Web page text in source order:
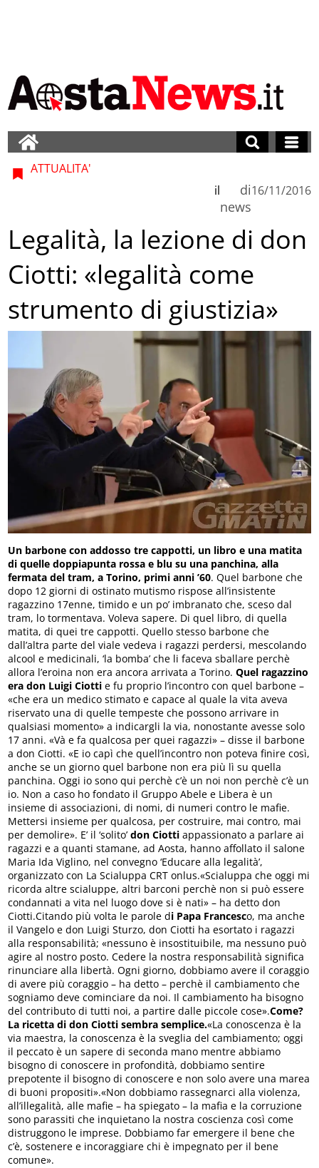
ATTUALITA'
di
news
il 16/11/2016
Legalità, la lezione di don
Ciotti: «legalità come
strumento di giustizia»
Un barbone con addosso tre cappotti, un libro e una matita
di quelle doppiapunta rossa e blu su una panchina, alla
fermata del tram, a Torino, primi anni ’60. Quel barbone che
dopo 12 giorni di ostinato mutismo rispose all’insistente
ragazzino 17enne, timido e un po’ imbranato che, sceso dal
tram, lo tormentava. Voleva sapere. Di quel libro, di quella
matita, di quei tre cappotti. Quello stesso barbone che
dall’altra parte del viale vedeva i ragazzi perdersi, mescolando
alcool e medicinali, ‘la bomba’ che li faceva sballare perchè
allora l’eroina non era ancora arrivata a Torino. Quel ragazzino
era don Luigi Ciotti e fu proprio l’incontro con quel barbone –
«che era un medico stimato e capace al quale la vita aveva
riservato una di quelle tempeste che possono arrivare in
qualsiasi momento» a indicargli la via, nonostante avesse solo
17 anni. «Và e fa qualcosa per quei ragazzi» – disse il barbone
a don Ciotti. «E io capì che quell’incontro non poteva finire così,
anche se un giorno quel barbone non era più lì su quella
panchina. Oggi io sono qui perchè c’è un noi non perchè c’è un
io. Non a caso ho fondato il Gruppo Abele e Libera è un
insieme di associazioni, di nomi, di numeri contro le mafie.
Mettersi insieme per qualcosa, per costruire, mai contro, mai
per demolire». E’ il ‘solito’ don Ciotti appassionato a parlare ai
ragazzi e a quanti stamane, ad Aosta, hanno affollato il salone
Maria Ida Viglino, nel convegno ‘Educare alla legalità’,
organizzato con La Scialuppa CRT onlus.«Scialuppa che oggi mi
ricorda altre scialuppe, altri barconi perchè non si può essere
condannati a vita nel luogo dove si è nati» – ha detto don
Ciotti.Citando più volta le parole di Papa Francesco, ma anche
il Vangelo e don Luigi Sturzo, don Ciotti ha esortato i ragazzi
alla responsabilità; «nessuno è insostituibile, ma nessuno può
agire al nostro posto. Cedere la nostra responsabilità significa
rinunciare alla libertà. Ogni giorno, dobbiamo avere il coraggio
di avere più coraggio – ha detto – perchè il cambiamento che
sogniamo deve cominciare da noi. Il cambiamento ha bisogno
del contributo di tutti noi, a partire dalle piccole cose».Come?
La ricetta di don Ciotti sembra semplice.«La conoscenza è la
via maestra, la conoscenza è la sveglia del cambiamento; oggi
il peccato è un sapere di seconda mano mentre abbiamo
bisogno di conoscere in profondità, dobbiamo sentire
prepotente il bisogno di conoscere e non solo avere una marea
di buoni propositi».«Non dobbiamo rassegnarci alla violenza,
all’illegalità, alle mafie – ha spiegato – la mafia e la corruzione
sono parassiti che inquietano la nostra coscienza così come
distruggono le imprese. Dobbiamo far emergere il bene che
c’è, sostenere e incoraggiare chi è impegnato per il bene
comune».